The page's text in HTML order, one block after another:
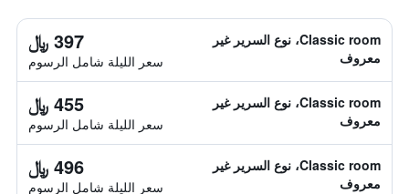
Classic room، نوع السرير غير
معروف
397 ﷼
سعر الليلة شامل الرسوم
Classic room، نوع السرير غير
معروف
455 ﷼
سعر الليلة شامل الرسوم
Classic room، نوع السرير غير
معروف
496 ﷼
سعر الليلة شامل الرسوم